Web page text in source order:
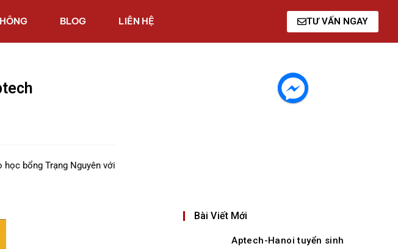
BLOG LIÊN HỆ TƯ VẤN NGAY
bổng Trạng Nguyên với
Bài Viết Mới
Aptech-Hanoi tuyển sinh